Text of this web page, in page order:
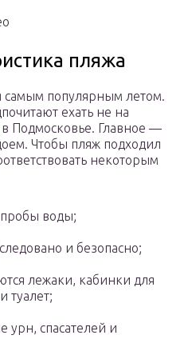
пляжа
самым популярным летом.
ехать не на
Подмосковье. Главное —
Чтобы пляж подходил
некоторым
воды;
и безопасно;
лежаки, кабинки для
туалет;
урн, спасателей и